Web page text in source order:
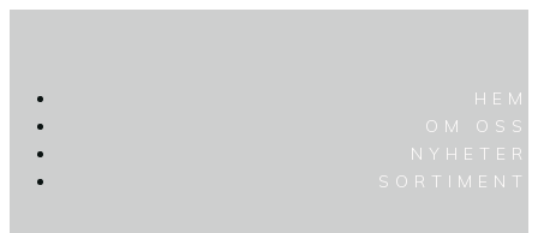
HEM
OM OSS
NYHETER
SORTIMENT